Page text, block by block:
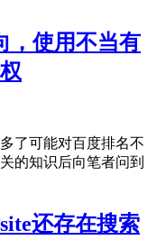
，使用不当有
了可能对百度排名不
的知识后向笔者问到
还存在搜索